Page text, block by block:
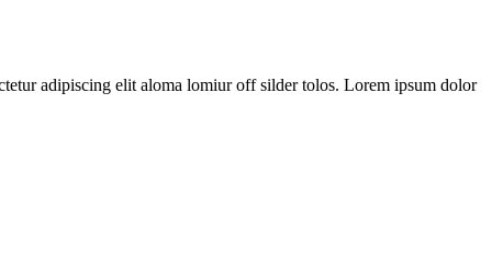
adipiscing elit aloma lomiur off silder tolos. Lorem ipsum dolor